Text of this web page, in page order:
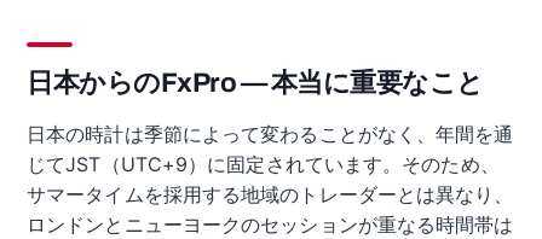
日本からのFxPro — 本当に重要なこと
日本の時計は季節によって変わることがなく、年間を通
じてJST（UTC+9）に固定されています。そのため、
サマータイムを採用する地域のトレーダーとは異なり、
ロンドンとニューヨークのセッションが重なる時間帯は